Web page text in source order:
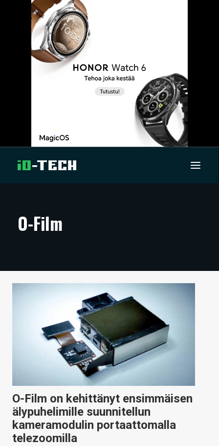
ARTIKKELIT
TECHBBS
HAKU
O-Film
O-Film on kehittänyt ensimmäisen
älypuhelimille suunnitellun
kameramodulin portaattomalla
telezoomilla